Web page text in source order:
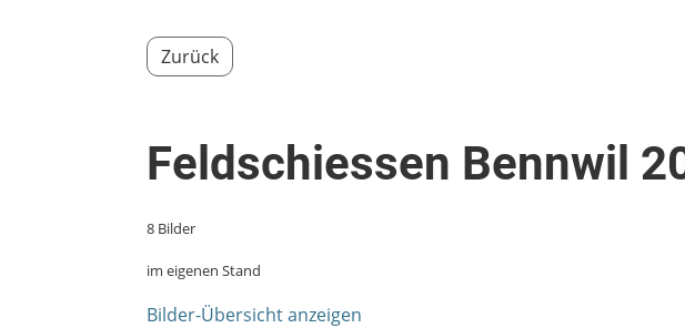
Zurück
Feldschiessen Bennwil
8 Bilder
im eigenen Stand
Bilder-Übersicht anzeigen